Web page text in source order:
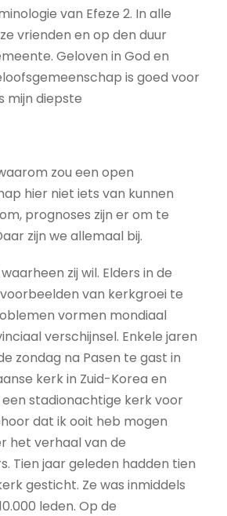
van Efeze 2. In alle
vrienden en op den duur
Geloven in God en
is goed voor
mijn diepste
zou een open
hier niet iets van kunnen
prognoses zijn er om te
zijn we allemaal bij.
zij wil. Elders in de
van kerkgroei te
vormen mondiaal
verschijnsel. Enkele jaren
zondag na Pasen te gast in
kerk in Zuid-Korea en
stadionachtige kerk voor
dat ik ooit heb mogen
het verhaal van de
Tien jaar geleden hadden tien
gesticht. Ze was inmiddels
leden. Op de